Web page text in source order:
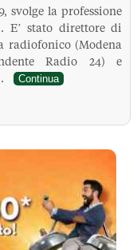
svolge la professione
E’ stato direttore di
radiofonico (Modena
Radio 24) e
Continua